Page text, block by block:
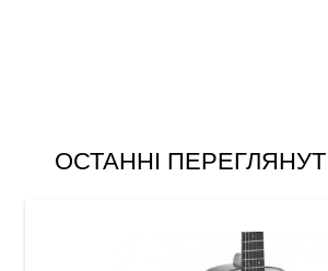
ОСТАННІ